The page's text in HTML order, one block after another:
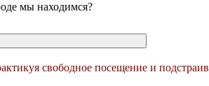
мы находимся?
свободное посещение и